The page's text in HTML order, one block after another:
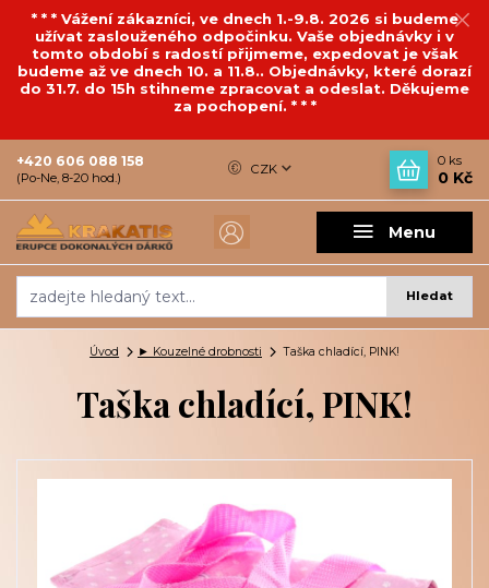
* * * Vážení zákazníci, ve dnech 1.-9.8. 2026 si budeme
užívat zaslouženého odpočinku. Vaše objednávky i v
tomto období s radostí přijmeme, expedovat je však
budeme až ve dnech 10. a 11.8.. Objednávky, které dorazí
do 31.7. do 15h stihneme zpracovat a odeslat. Děkujeme
za pochopení. * * *
Menu
CZK
Hledat
+420 606 088 158
(Po-Ne, 8-20 hod.)
0 ks
0 Kč
Úvod ► Kouzelné drobnosti Taška chladící, PINK!
Taška chladící, PINK!